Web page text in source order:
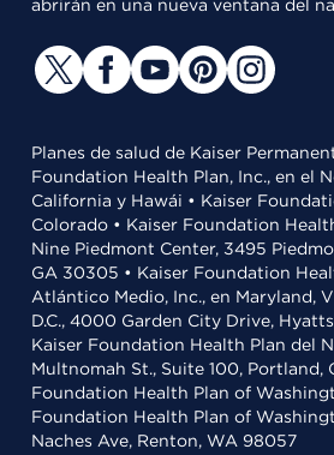
abrirán en una nueva ventana del
Planes de salud de Kaiser
Foundation Health Plan, Inc., en el
California y Hawái • Kaiser
Colorado • Kaiser Foundation
Nine Piedmont Center, 3495
GA 30305 • Kaiser Foundation
Atlántico Medio, Inc., en Maryland,
D.C., 4000 Garden City Drive,
Kaiser Foundation Health Plan del
Multnomah St., Suite 100, Portland,
Foundation Health Plan of
Foundation Health Plan of
Naches Ave, Renton, WA 98057